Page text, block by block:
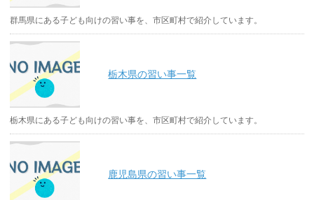
群馬県にある子ども向けの習い事を、市区町村で紹介しています。
栃木県の習い事一覧
栃木県にある子ども向けの習い事を、市区町村で紹介しています。
鹿児島県の習い事一覧